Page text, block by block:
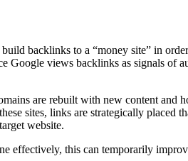
backlinks to a “money site” in
Google views backlinks as signals of
are rebuilt with new content and
sites, links are strategically placed
website.
effectively, this can temporarily